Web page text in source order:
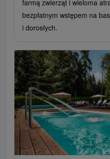
farmą zwierząt i wieloma
bezpłatnym wstępem na
i dorosłych.